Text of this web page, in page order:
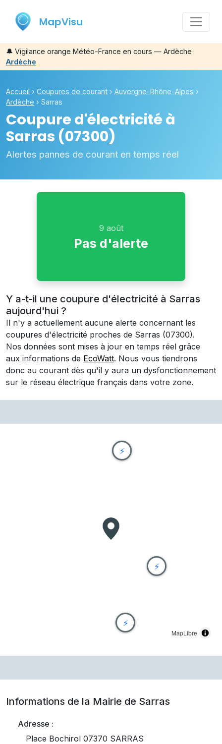
MapVisu
🔔 Vigilance orange Météo-France en cours — Ardèche
Ardèche
Accueil › Coupures de courant › Auvergne-Rhône-Alpes ›
Ardèche › Sarras
Coupure d'électricité à
Sarras (07300)
Alertes pannes de courant en temps réel
9 août
Pas d'alerte
Y a-t-il une coupure d'électricité à Sarras
aujourd'hui ?
Il n'y a actuellement aucune alerte concernant les
coupures d'électricité proches de Sarras (07300).
Nos données sont mises à jour en temps réel grâce
aux informations de EcoWatt. Nous vous tiendrons
donc au courant dès qu'il y aura un dysfonctionnement
sur le réseau électrique français dans votre zone.
⚡
⚡
⚡
MapLibre
Informations de la Mairie de Sarras
Adresse :
Place Bochirol 07370 SARRAS